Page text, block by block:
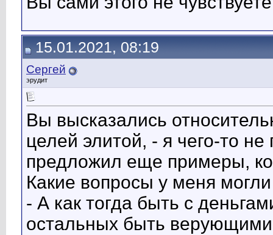
15.01.2021, 08:19
Сергей
эрудит
Вы высказались
целей элитой, - я чего-то
предложил еще примеры,
Какие вопросы у меня
- А как тогда быть с
остальных быть